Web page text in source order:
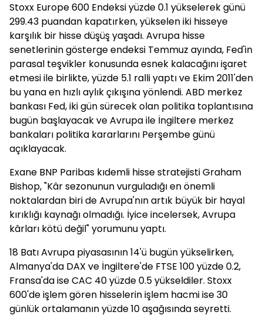
Stoxx Europe 600 Endeksi yüzde 0.1 yükselerek günü
299.43 puandan kapatırken, yükselen iki hisseye
karşılık bir hisse düşüş yaşadı. Avrupa hisse
senetlerinin gösterge endeksi Temmuz ayında, Fed'in
parasal teşvikler konusunda esnek kalacağını işaret
etmesi ile birlikte, yüzde 5.1 ralli yaptı ve Ekim 2011'den
bu yana en hızlı aylık çıkışına yönlendi. ABD merkez
bankası Fed, iki gün sürecek olan politika toplantısına
bugün başlayacak ve Avrupa ile İngiltere merkez
bankaları politika kararlarını Perşembe günü
açıklayacak.
Exane BNP Paribas kıdemli hisse stratejisti Graham
Bishop, "Kâr sezonunun vurguladığı en önemli
noktalardan biri de Avrupa'nın artık büyük bir hayal
kırıklığı kaynağı olmadığı. İyice incelersek, Avrupa
kârları kötü değil" yorumunu yaptı.
18 Batı Avrupa piyasasının 14'ü bugün yükselirken,
Almanya'da DAX ve İngiltere'de FTSE 100 yüzde 0.2,
Fransa'da ise CAC 40 yüzde 0.5 yükseldiler. Stoxx
600'de işlem gören hisselerin işlem hacmi ise 30
günlük ortalamanın yüzde 10 aşağısında seyretti.